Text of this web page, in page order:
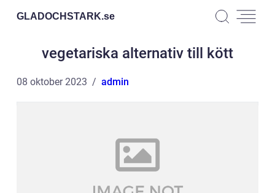
GLADOCHSTARK.se
vegetariska alternativ till kött
08 oktober 2023 admin